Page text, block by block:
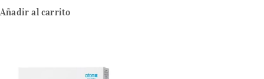
Añadir al carrito